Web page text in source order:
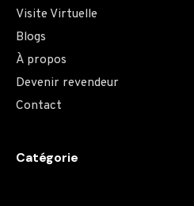
Visite Virtuelle
Blogs
À propos
Devenir revendeur
Contact
Catégorie